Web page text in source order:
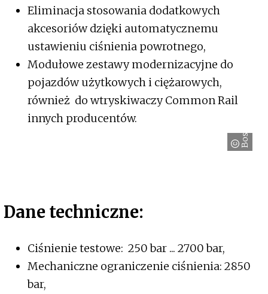
Eliminacja stosowania dodatkowych
akcesoriów dzięki automatycznemu
ustawieniu ciśnienia powrotnego,
Modułowe zestawy modernizacyjne do
pojazdów użytkowych i ciężarowych,
również do wtryskiwaczy Common Rail
innych producentów.
Bosch
Dane techniczne:
Ciśnienie testowe: 250 bar ... 2700 bar,
Mechaniczne ograniczenie ciśnienia: 2850
bar,